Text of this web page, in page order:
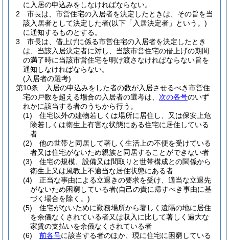
に入居の申込みをしなければならない。
2
市長は、市営住宅の入居者を決定したときは、その旨を当
該入居者として決定した者(以下「入居決定者」という。)
に通知するものとする。
3
市長は、借上げに係る市営住宅の入居者を決定したとき
は、当該入居決定者に対し、当該市営住宅の借上げの期間
の満了時に当該市営住宅を明け渡さなければならない旨を
通知しなければならない。
(入居者の選考)
第10条
入居の申込みをした者の数が入居させるべき市営住
宅の戸数を超える場合の入居者の選考は、 次の各号のいず
れかに該当する者のうちから行う。
(1)
住宅以外の建物若しくは場所に居住し、又は保安上危
険若しくは衛生上有害な状態にある住宅に居住している
者
(2)
他の世帯と同居して著しく生活上の不便を受けている
者又は住宅がないため親族と同居することができない者
(3)
住宅の規模、設備又は間取りと世帯構成との関係から
衛生上又は風教上不適当な居住状態にある者
(4)
正当な事由による立退きの要求を受け、適当な立退先
がないため困窮している者(自己の責に帰すべき事由に基
づく場合を除く。)
(5)
住宅がないために勤務場所から著しく遠隔の地に居住
を余儀なくされている者又は収入に比して著しく過大な
家賃の支払いを余儀なくされている者
(6)
前各号に該当する者のほか、現に住宅に困窮している